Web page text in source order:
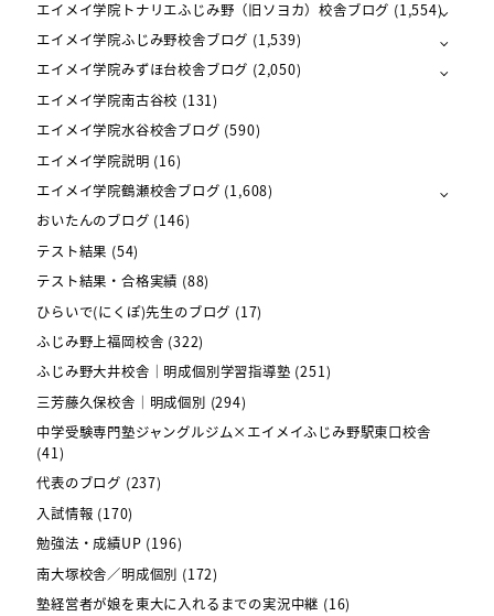
エイメイ学院トナリエふじみ野（旧ソヨカ）校舎ブログ (1,554)
エイメイ学院ふじみ野校舎ブログ (1,539)
エイメイ学院みずほ台校舎ブログ (2,050)
エイメイ学院南古谷校 (131)
エイメイ学院水谷校舎ブログ (590)
エイメイ学院説明 (16)
エイメイ学院鶴瀬校舎ブログ (1,608)
おいたんのブログ (146)
テスト結果 (54)
テスト結果・合格実績 (88)
ひらいで(にくぽ)先生のブログ (17)
ふじみ野上福岡校舎 (322)
ふじみ野大井校舎｜明成個別学習指導塾 (251)
三芳藤久保校舎｜明成個別 (294)
中学受験専門塾ジャングルジム×エイメイふじみ野駅東口校舎
(41)
代表のブログ (237)
入試情報 (170)
勉強法・成績UP (196)
南大塚校舎／明成個別 (172)
塾経営者が娘を東大に入れるまでの実況中継 (16)